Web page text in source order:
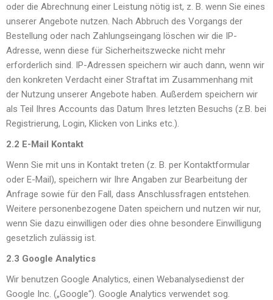
oder die Abrechnung einer Leistung nötig ist, z. B. wenn Sie eines
unserer Angebote nutzen. Nach Abbruch des Vorgangs der
Bestellung oder nach Zahlungseingang löschen wir die IP-
Adresse, wenn diese für Sicherheitszwecke nicht mehr
erforderlich sind. IP-Adressen speichern wir auch dann, wenn wir
den konkreten Verdacht einer Straftat im Zusammenhang mit
der Nutzung unserer Angebote haben. Außerdem speichern wir
als Teil Ihres Accounts das Datum Ihres letzten Besuchs (z.B. bei
Registrierung, Login, Klicken von Links etc.).
2.2 E-Mail Kontakt
Wenn Sie mit uns in Kontakt treten (z. B. per Kontaktformular
oder E-Mail), speichern wir Ihre Angaben zur Bearbeitung der
Anfrage sowie für den Fall, dass Anschlussfragen entstehen.
Weitere personenbezogene Daten speichern und nutzen wir nur,
wenn Sie dazu einwilligen oder dies ohne besondere Einwilligung
gesetzlich zulässig ist.
2.3 Google Analytics
Wir benutzen Google Analytics, einen Webanalysedienst der
Google Inc. („Google“). Google Analytics verwendet sog.